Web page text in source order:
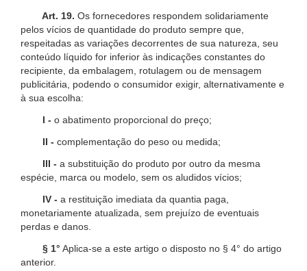
Art. 19. Os fornecedores respondem solidariamente
pelos vícios de quantidade do produto sempre que,
respeitadas as variações decorrentes de sua natureza, seu
conteúdo líquido for inferior às indicações constantes do
recipiente, da embalagem, rotulagem ou de mensagem
publicitária, podendo o consumidor exigir, alternativamente e
à sua escolha:
I - o abatimento proporcional do preço;
II - complementação do peso ou medida;
III - a substituição do produto por outro da mesma
espécie, marca ou modelo, sem os aludidos vícios;
IV - a restituição imediata da quantia paga,
monetariamente atualizada, sem prejuízo de eventuais
perdas e danos.
§ 1° Aplica-se a este artigo o disposto no § 4° do artigo
anterior.